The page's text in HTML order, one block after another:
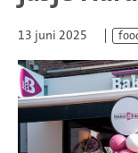
13 juni 2025